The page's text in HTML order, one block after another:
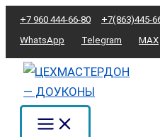
Перейти
содержимому
+7 960 444-66-80
+7(863)445-
WhatsApp
Telegram MAX
Количество
Плавающее
уплотнение
(доукон)
с
размерами